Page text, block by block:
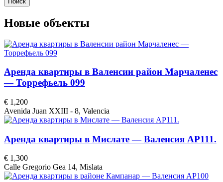
Новые объекты
Аренда квартиры в Валенсии район Марчаленес
— Торрефьель 099
€ 1,200
Avenida Juan XXIII - 8, Valencia
Аренда квартиры в Мислате — Валенсия АР111.
€ 1,300
Calle Gregorio Gea 14, Mislata